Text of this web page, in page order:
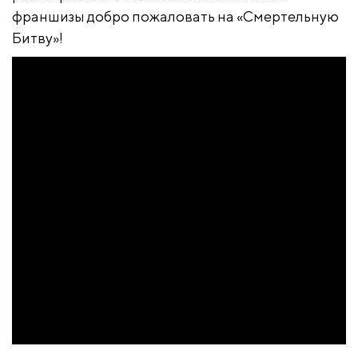
франшизы добро пожаловать на «Смертельную
Битву»!